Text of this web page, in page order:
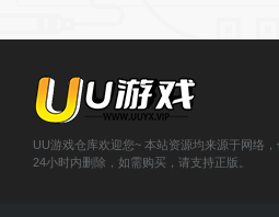
UU游戏仓库欢迎您~ 本站资源均来源于网络
24小时内删除，如需购买，请支持正版。